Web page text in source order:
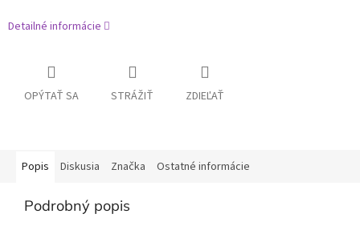
Detailné informácie
OPÝTAŤ SA STRÁŽIŤ ZDIEĽAŤ
Popis Diskusia Značka Ostatné informácie
Podrobný popis